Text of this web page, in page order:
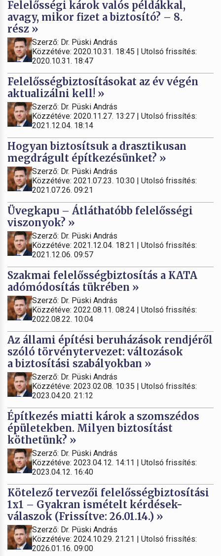
Felelősségi károk valós példákkal,
avagy, mikor fizet a biztosító? – 8.
rész »
Szerző: Dr. Püski András
Közzétéve: 2020.10.31. 18:45 | Utolsó frissítés:
2020.10.31. 18:47
Felelősségbiztosításokat az év végén
aktualizálni kell! »
Szerző: Dr. Püski András
Közzétéve: 2020.11.27. 13:27 | Utolsó frissítés:
2021.12.04. 18:14
Hogyan biztosítsuk a drasztikusan
megdrágult építkezésünket? »
Szerző: Dr. Püski András
Közzétéve: 2021.07.23. 10:30 | Utolsó frissítés:
2021.07.26. 09:21
Üvegkapu – Átláthatóbb felelősségi
viszonyok? »
Szerző: Dr. Püski András
Közzétéve: 2021.12.04. 18:21 | Utolsó frissítés:
2021.12.06. 09:57
Szakmai felelősségbiztosítás a KATA
adómódosítás tükrében »
Szerző: Dr. Püski András
Közzétéve: 2022.08.11. 08:24 | Utolsó frissítés:
2022.08.22. 10:04
Az állami építési beruházások rendjéről
szóló törvénytervezet: változások
a biztosítási szabályokban »
Szerző: Dr. Püski András
Közzétéve: 2023.02.08. 10:35 | Utolsó frissítés:
2023.04.20. 21:12
Építkezés miatti károk a szomszédos
épületekben. Milyen biztosítást
köthetünk? »
Szerző: Dr. Püski András
Közzétéve: 2023.04.12. 14:11 | Utolsó frissítés:
2023.04.12. 16:40
Kötelező tervezői felelősségbiztosítási
1x1 – Gyakran ismételt kérdések-
válaszok (Frissítve: 26.01.14.) »
Szerző: Dr. Püski András
Közzétéve: 2024.10.29. 21:21 | Utolsó frissítés:
2026.01.16. 09:00